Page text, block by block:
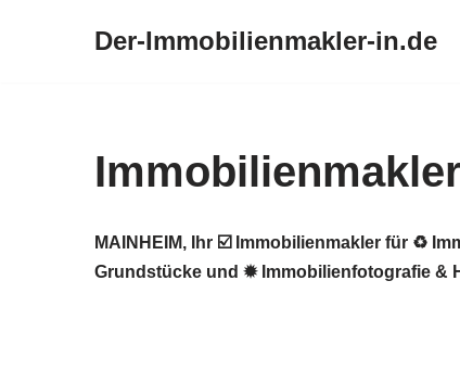
Der-Immobilienmakler-in.de
MAINHEIM, Ihr ☑️ Immobilienmakler für ♻
Grundstücke und ✹ Immobilienfotografie &